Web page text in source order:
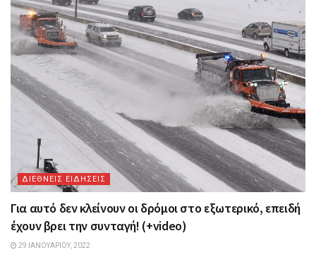
ΔΙΕΘΝΕΙΣ ΕΙΔΗΣΕΙΣ
Για αυτό δεν κλείνουν οι δρόμοι στο εξωτερικό, επειδή
έχουν βρει την συνταγή! (+video)
29 ΙΑΝΟΥΑΡΊΟΥ, 2022